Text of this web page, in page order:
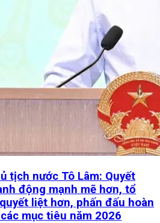
tịch nước Tô Lâm: Quyết
động mạnh mẽ hơn, tổ
liệt hơn, phấn đấu hoàn
mục tiêu năm 2026